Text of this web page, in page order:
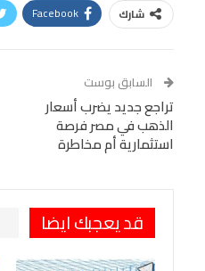
شارك Facebook
Tumblr
البريد الإلكتروني
Digg
LINE
السابق بوست
تراجع جديد يضرب أسعار
الذهب في مصر فرصة
استثمارية أم مخاطرة
قد يعجبك ايضا